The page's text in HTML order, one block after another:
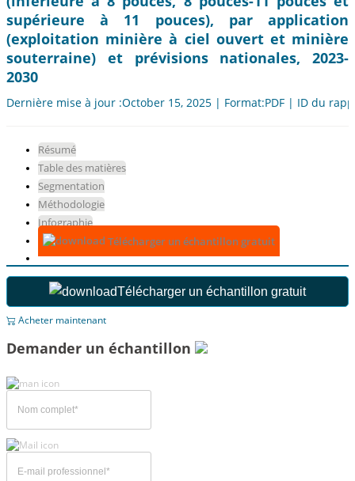
supérieure à 11 pouces), par application
(exploitation minière à ciel ouvert et minière
souterraine) et prévisions nationales, 2023-
2030
Dernière mise à jour :October 15, 2025 | Format:PDF | ID du
Résumé
Table des matières
Segmentation
Méthodologie
Infographie
Télécharger un échantillon gratuit
Télécharger un échantillon gratuit
Acheter maintenant
Demander un échantillon